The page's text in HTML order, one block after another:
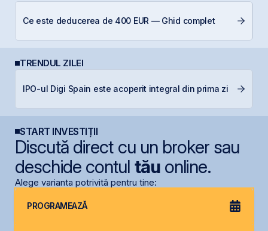
Ce este deducerea de 400 EUR — Ghid complet
TRENDUL ZILEI
IPO-ul Digi Spain este acoperit integral din prima zi
START INVESTIȚII
Discută direct cu un broker sau
deschide contul tăuonline.
Alege varianta potrivită pentru tine:
PROGRAMEAZĂ